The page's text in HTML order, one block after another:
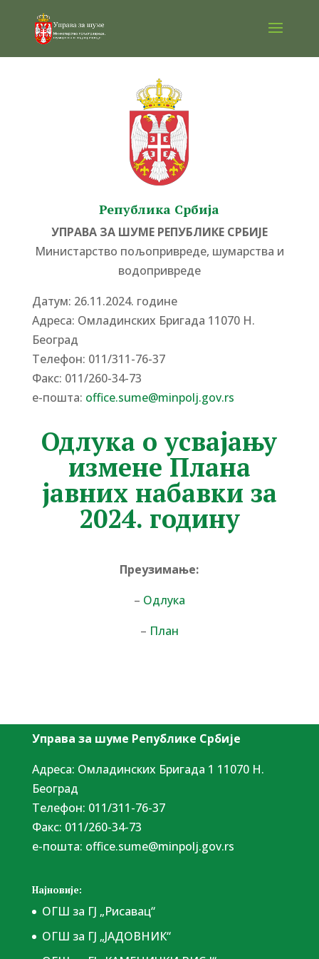
Република Србија
УПРАВА ЗА ШУМЕ РЕПУБЛИКЕ СРБИЈЕ
Министарство пољопривреде, шумарства и
водопривреде
Датум: 26.11.2024. године
Адреса: Омладинских Бригада 11070 Н.
Београд
Tелефон: 011/311-76-37
Факс: 011/260-34-73
е-пошта: office.sume@minpolj.gov.rs
Одлука о усвајању
измене Плана
јавних набавки за
2024. годину
Преузимање:
– Одлука
– План
Управа за шуме Републике Србије
Адреса: Омладинских Бригада 1 11070 Н.
Београд
Tелефон: 011/311-76-37
Факс: 011/260-34-73
е-пошта: office.sume@minpolj.gov.rs
Најновије:
ОГШ за ГЈ „Рисавац“
ОГШ за ГЈ „ЈАДОВНИК“